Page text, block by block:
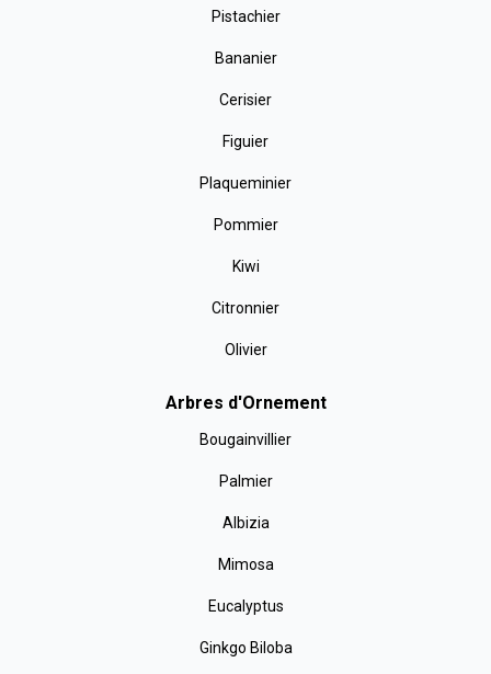
Pistachier
Bananier
Cerisier
Figuier
Plaqueminier
Pommier
Kiwi
Citronnier
Olivier
Arbres d'Ornement
Bougainvillier
Palmier
Albizia
Mimosa
Eucalyptus
Ginkgo Biloba